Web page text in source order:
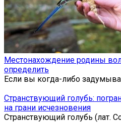
Местонахождение родины
определить
Если вы когда-либо
Странствующий голубь:
на грани исчезновения
Странствующий голубь (лат.